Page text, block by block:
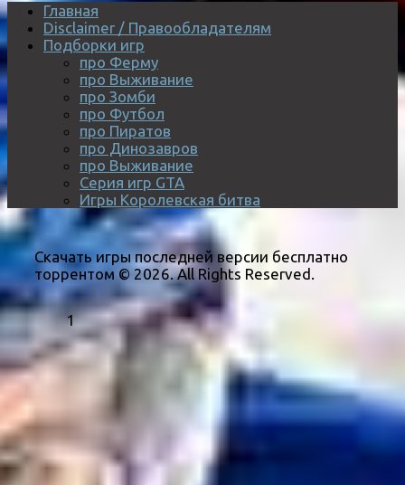
Главная
Disclaimer / Правообладателям
Подборки игр
про Ферму
про Выживание
про Зомби
про Футбол
про Пиратов
про Динозавров
про Выживание
Серия игр GTA
Игры Королевская битва
Скачать игры последней версии бесплатно
торрентом © 2026. All Rights Reserved.
1